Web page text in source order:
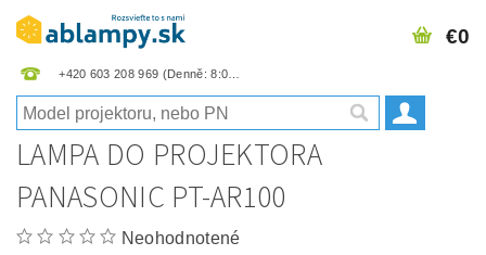
+420 603 208 969
€0
LAMPA DO PROJEKTORA
PANASONIC PT-AR100
Neohodnotené